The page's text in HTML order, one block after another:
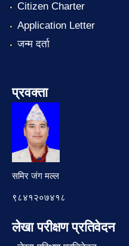
Citizen Charter
Application Letter
जन्म दर्ता
प्रवक्ता
समिर जंग मल्ल
९८४१२०७४१८
लेखा परीक्षण प्रतिवेदन